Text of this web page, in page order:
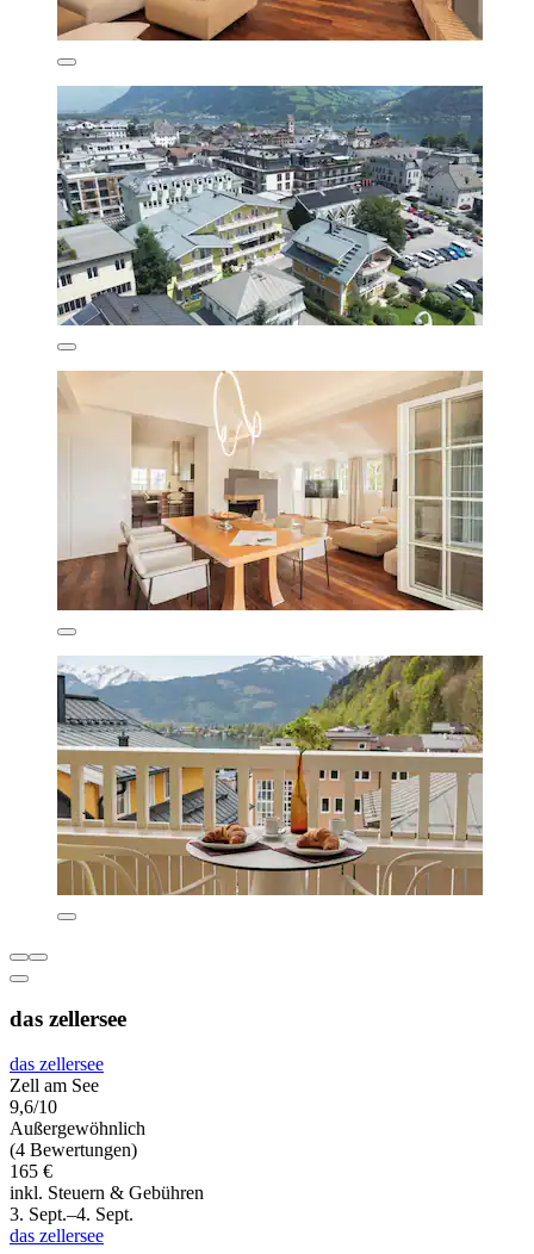
das zellersee
das zellersee
Zell am See
9,6/10
Außergewöhnlich
(4 Bewertungen)
165 €
inkl. Steuern & Gebühren
3. Sept.–4. Sept.
das zellersee